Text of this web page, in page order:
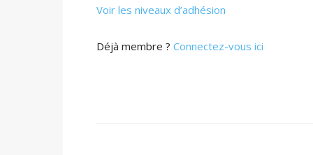
Voir les niveaux d’adhésion
Déjà membre ? Connectez-vous ici